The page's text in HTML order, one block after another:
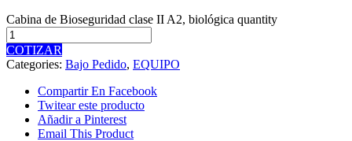
Cabina de Bioseguridad clase II A2, biológica quantity
COTIZAR
Categories: Bajo Pedido, EQUIPO
Compartir En Facebook
Twitear este producto
Añadir a Pinterest
Email This Product